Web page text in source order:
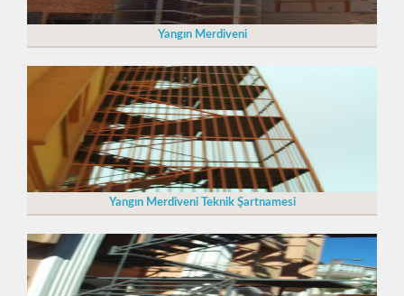
Yangın Merdiveni
Yangın Merdiveni Teknik Şartnamesi